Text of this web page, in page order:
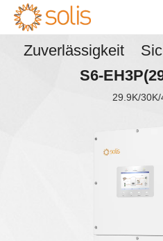
Zuverlässigkeit
S6-
29.9K/